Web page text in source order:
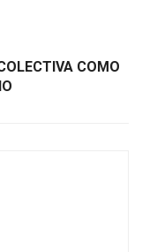
COMO